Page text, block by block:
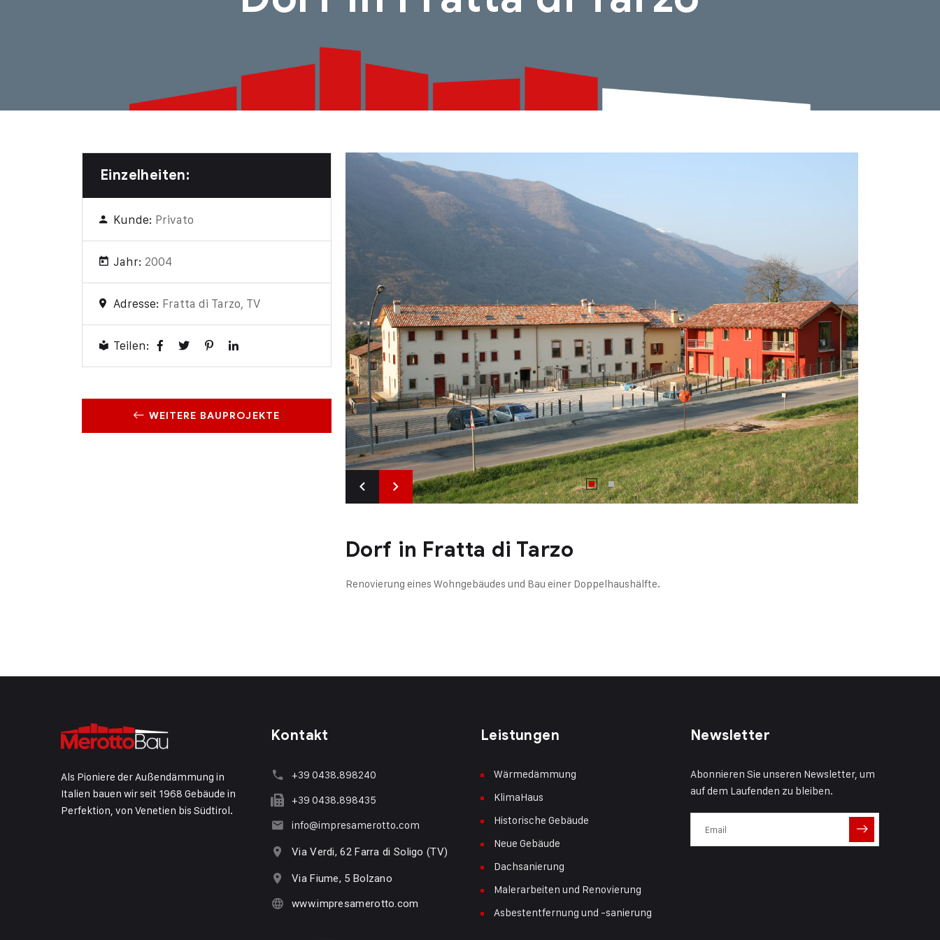
Einzelheiten:
Kunde: Privato
Jahr: 2004
Adresse: Fratta di Tarzo, TV
Teilen:
WEITERE BAUPROJEKTE
Dorf in Fratta di Tarzo
Renovierung eines Wohngebäudes und Bau einer Doppelhaushälfte.
Als Pioniere der Außendämmung in
Italien bauen wir seit 1968 Gebäude in
Perfektion, von Venetien bis Südtirol.
Kontakt
+39 0438.898240
+39 0438.898435
info@impresamerotto.com
Via Verdi, 62 Farra di Soligo (TV)
Via Fiume, 5 Bolzano
www.impresamerotto.com
Leistungen
Wärmedämmung
KlimaHaus
Historische Gebäude
Neue Gebäude
Dachsanierung
Malerarbeiten und Renovierung
Asbestentfernung und -sanierung
Newsletter
Abonnieren Sie unseren Newsletter, um
auf dem Laufenden zu bleiben.